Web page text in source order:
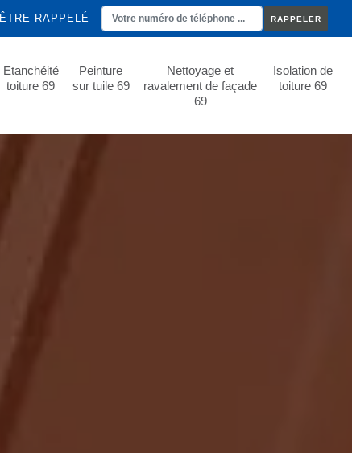
ÊTRE RAPPELÉ
Etanchéité
toiture 69
Peinture
sur tuile 69
Nettoyage et
ravalement de façade
69
Isolation de
toiture 69